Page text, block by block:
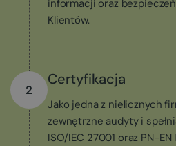
informacji oraz
Klientów.
2
Certyfikacja
Jako jedna z nielicznych
zewnętrzne audyty i
ISO/IEC 27001 oraz PN-